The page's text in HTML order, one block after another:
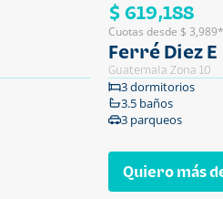
$ 619,188
Cuotas desde $ 3,989*
Ferré Diez E
Guatemala Zona 10
3 dormitorios
3.5 baños
3 parqueos
Quiero más